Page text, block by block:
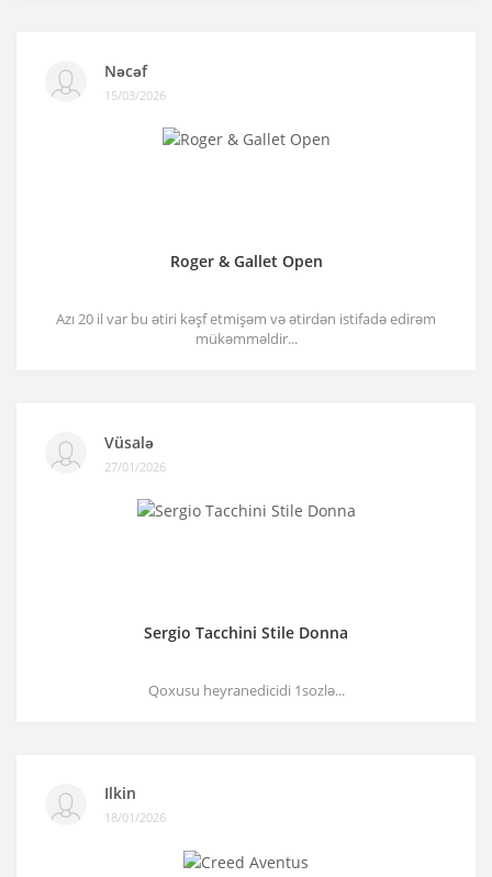
Nəcəf
15/03/2026
Roger & Gallet Open
Azı 20 il var bu ətiri kəşf etmişəm və ətirdən istifadə edirəm
mükəmməldir...
Vüsalə
27/01/2026
Sergio Tacchini Stile Donna
Qoxusu heyranedicidi 1sozlə...
Ilkin
18/01/2026